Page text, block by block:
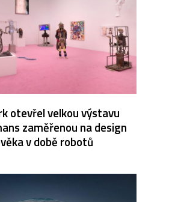
otevřel velkou výstavu
zaměřenou na design
v době robotů